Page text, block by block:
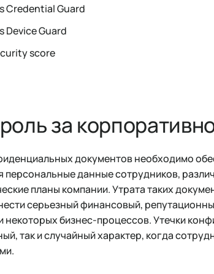
Credential Guard
Device Guard
score
за
документов необходимо
персональные данные сотрудников,
планы компании. Утрата таких
серьезный финансовый,
некоторых бизнес-процессов. Утечки
так и случайный характер, когда